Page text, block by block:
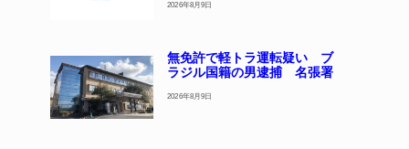
2026年8月9日
無免許で軽トラ運転疑い ブ
ラジル国籍の男逮捕 名張署
2026年8月9日